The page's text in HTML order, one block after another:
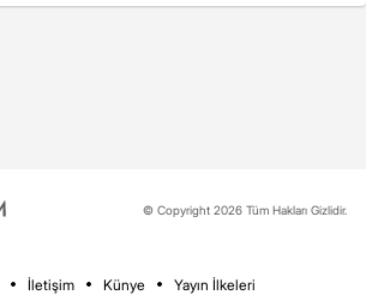
© Copyright 2026 Tüm Hakları Gizlidir.
İletişim Künye Yayın İlkeleri